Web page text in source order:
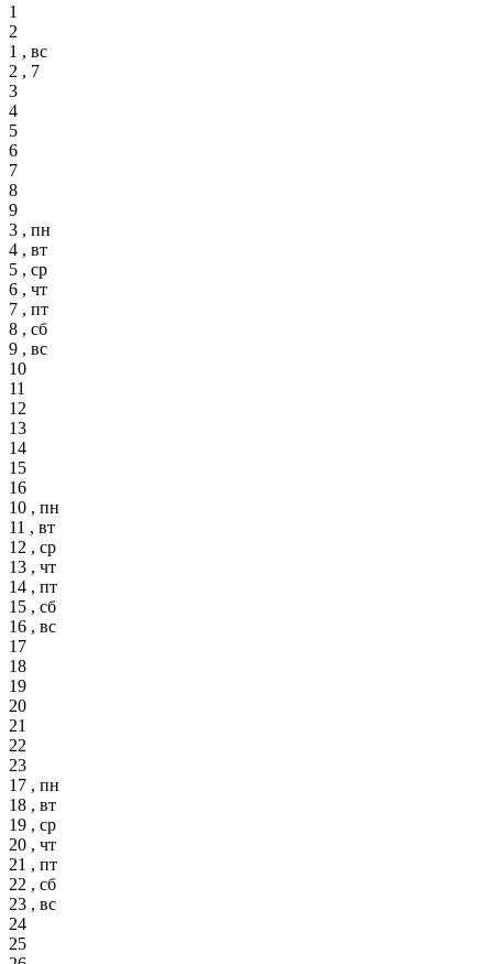
1
2
1 , вс
2 , 7
3
4
5
6
7
8
9
3 , пн
4 , вт
5 , ср
6 , чт
7 , пт
8 , сб
9 , вс
10
11
12
13
14
15
16
10 , пн
11 , вт
12 , ср
13 , чт
14 , пт
15 , сб
16 , вс
17
18
19
20
21
22
23
17 , пн
18 , вт
19 , ср
20 , чт
21 , пт
22 , сб
23 , вс
24
25